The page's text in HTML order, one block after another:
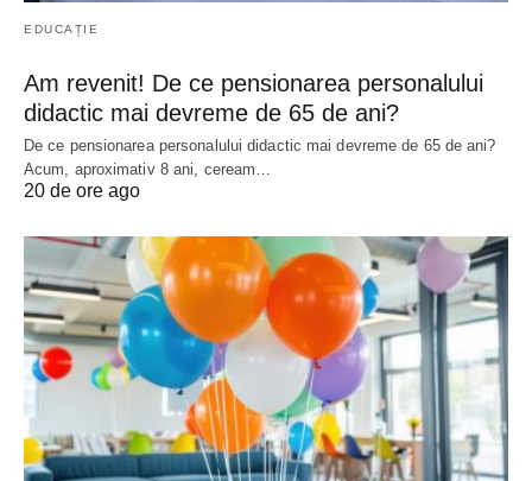
EDUCAȚIE
Am revenit! De ce pensionarea personalului
didactic mai devreme de 65 de ani?
De ce pensionarea personalului didactic mai devreme de 65 de ani?
Acum, aproximativ 8 ani, ceream…
20 de ore ago